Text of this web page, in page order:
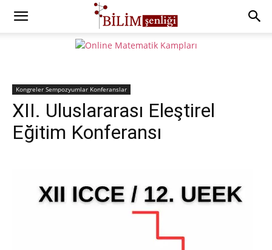
Kongreler Sempozyumlar Konferanslar
XII. Uluslararası Eleştirel
Eğitim Konferansı